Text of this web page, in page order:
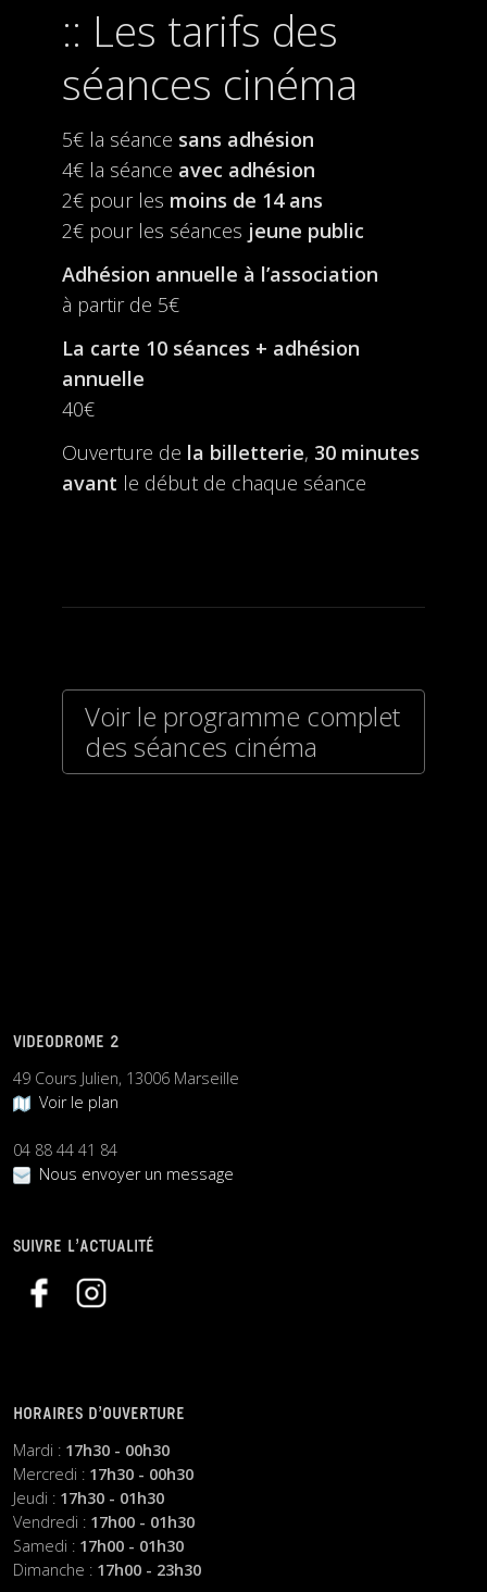
Les tarifs des
séances cinéma
5€ la séance sans adhésion
4€ la séance avec adhésion
2€ pour les moins de 14 ans
2€ pour les séances jeune public
Adhésion annuelle à l’association
à partir de 5€
La carte 10 séances + adhésion
annuelle
40€
Ouverture de la billetterie, 30 minutes
avant le début de chaque séance
Voir le programme complet
des séances cinéma
VIDEODROME 2
49 Cours Julien, 13006 Marseille
Voir le plan
04 88 44 41 84
Nous envoyer un message
SUIVRE L’ACTUALITÉ
HORAIRES D’OUVERTURE
Mardi : 17h30 - 00h30
Mercredi : 17h30 - 00h30
Jeudi : 17h30 - 01h30
Vendredi : 17h00 - 01h30
Samedi : 17h00 - 01h30
Dimanche : 17h00 - 23h30